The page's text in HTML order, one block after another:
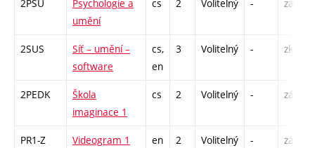
2PSU
Psychologie a
umění
cs 2 Volitelný - zá
2SUS
Síť – umění –
software
cs,
en
3 Volitelný - zk
2PEDK
Škola
imaginace 1
cs 2 Volitelný - zá
PR1-Z Videogram 1 en 2 Volitelný - zá